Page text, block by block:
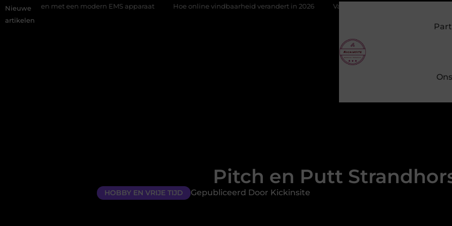
Nieuwe
artikelen
een modern EMS apparaat Hoe online vindbaarheid verandert in 2026 Van het Oude Dorp tot de Gouden Driehoek: welke
Pitch en Putt
HOBBY EN VRIJE TIJD Gepubliceerd Door Kickinsite